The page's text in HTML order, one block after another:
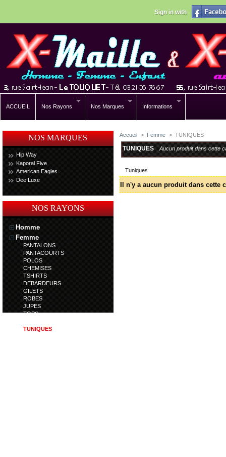
Sign in with
ACCUEIL Nos Rayons Nos Marques Informations
NOS MARQUES
Hip Way
Kaporal Five
American Eagles
Dee Luxe
NOS RAYONS
Homme
Femme
PANTALONS
PANTACOURTS
POLOS
CHEMISES
TSHIRTS
DEBARDEURS
GILETS
ROBES
JUPES
TOPS
TUNIQUES
Accueil > Femme > TUNIQUES
TUNIQUES Aucun produit dans cette
Tuniques
Il n'y a aucun produit dans cette